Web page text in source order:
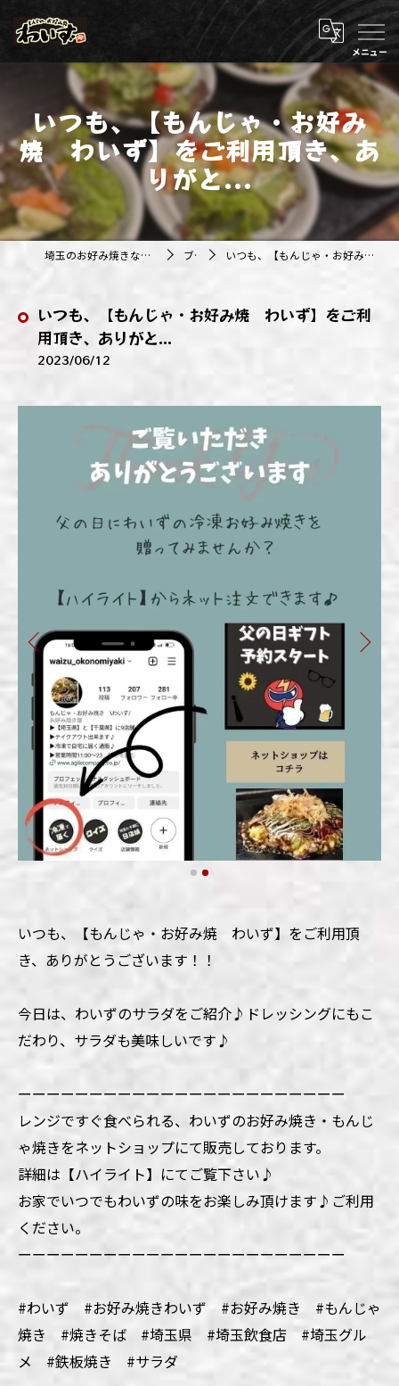
いつも、【もんじゃ・お好み
焼 わいず】をご利用頂き、あ
りがと...
埼玉のお好み焼きなら株式会社アジルカンパニー ブログ いつも、【もんじゃ・お好み焼 わいず】をご利用頂き、ありがと...
いつも、【もんじゃ・お好み焼 わいず】をご利
用頂き、ありがと...
2023/06/12
いつも、【もんじゃ・お好み焼 わいず】をご利用頂
き、ありがとうございます！！
今日は、わいずのサラダをご紹介♪ドレッシングにもこ
だわり、サラダも美味しいです♪
ーーーーーーーーーーーーーーーーーーーーーーー
レンジですぐ食べられる、わいずのお好み焼き・もんじ
ゃ焼きをネットショップにて販売しております。
詳細は【ハイライト】にてご覧下さい♪
お家でいつでもわいずの味をお楽しみ頂けます♪ご利用
ください。
ーーーーーーーーーーーーーーーーーーーーーーー
#わいず #お好み焼きわいず #お好み焼き #もんじゃ
焼き #焼きそば #埼玉県 #埼玉飲食店 #埼玉グル
メ #鉄板焼き #サラダ